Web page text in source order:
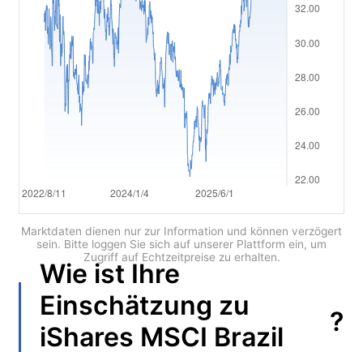
العربية
简体中文
Tiếng việt
Bahasa Indonesia
Bahasa Melayu
Marktdaten dienen nur zur Information und können verzögert
sein. Bitte loggen Sie sich auf unserer Plattform ein, um
Zugriff auf Echtzeitpreise zu erhalten.
Wie ist Ihre
Einschätzung zu
iShares MSCI Brazil
?